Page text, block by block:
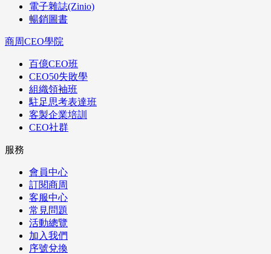
電子雜誌(Zinio)
暢銷圖書
商周CEO學院
百億CEO班
CEO50失敗學
組織領袖班
駐足思考表達班
客製企業培訓
CEO社群
服務
會員中心
訂閱商周
客服中心
常見問題
活動總覽
加入我們
序號兌換